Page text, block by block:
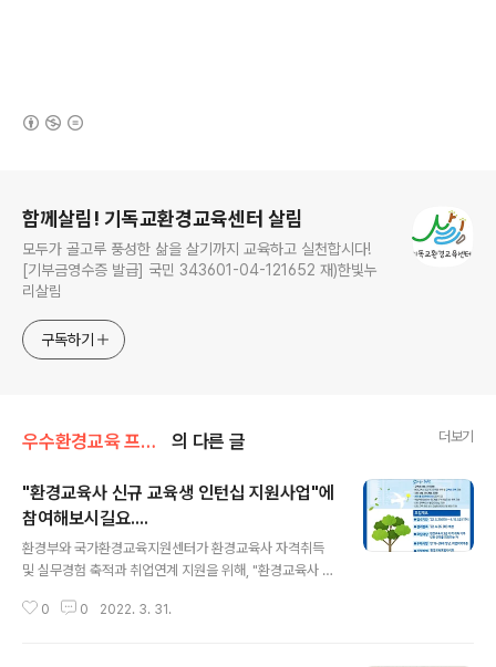
함께살림! 기독교환경교육센터 살림
모두가 골고루 풍성한 삶을 살기까지 교육하고 실천합시다!
[기부금영수증 발급] 국민 343601-04-121652 재)한빛누
리살림
구독하기
우수환경교육 프로그램/환경선교사 리더십 과정 의 다른 글 더보기
"환경교육사 신규 교육생 인턴십 지원사업"에
참여해보시길요....
환경부와 국가환경교육지원센터가 환경교육사 자격취득
및 실무경험 축적과 취업연계 지원을 위해, "환경교육사 신
음과 같이 모집하고 있습니다. 지원하시고, 또 이곳 기독교
0 0 2022. 3. 31.